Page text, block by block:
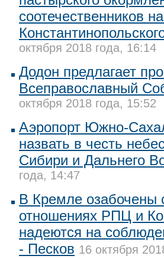
соотечественников
октября 2018 года, 16:14
Додон предлагает
Всеправославный
октября 2018 года, 15:52
Аэропорт Южно-
назвать в честь
Сибири и Дальнего
года, 14:47
В Кремле озабочены
отношениях РПЦ и
надеются на
- Песков 16 октября